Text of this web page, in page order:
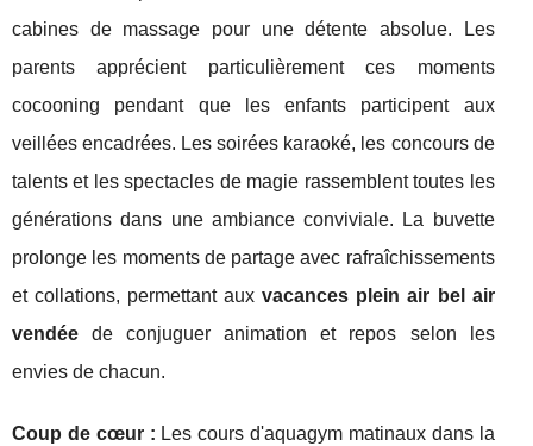
cabines de massage pour une détente absolue. Les
parents apprécient particulièrement ces moments
cocooning pendant que les enfants participent aux
veillées encadrées. Les soirées karaoké, les concours de
talents et les spectacles de magie rassemblent toutes les
générations dans une ambiance conviviale. La buvette
prolonge les moments de partage avec rafraîchissements
et collations, permettant auxvacances plein air bel air
vendée de conjuguer animation et repos selon les
envies de chacun.
Coup de cœur : Les cours d'aquagym matinaux dans la